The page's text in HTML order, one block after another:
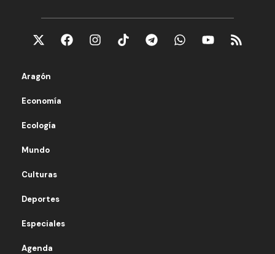
Aragón
Economía
Ecología
Mundo
Culturas
Deportes
Especiales
Agenda